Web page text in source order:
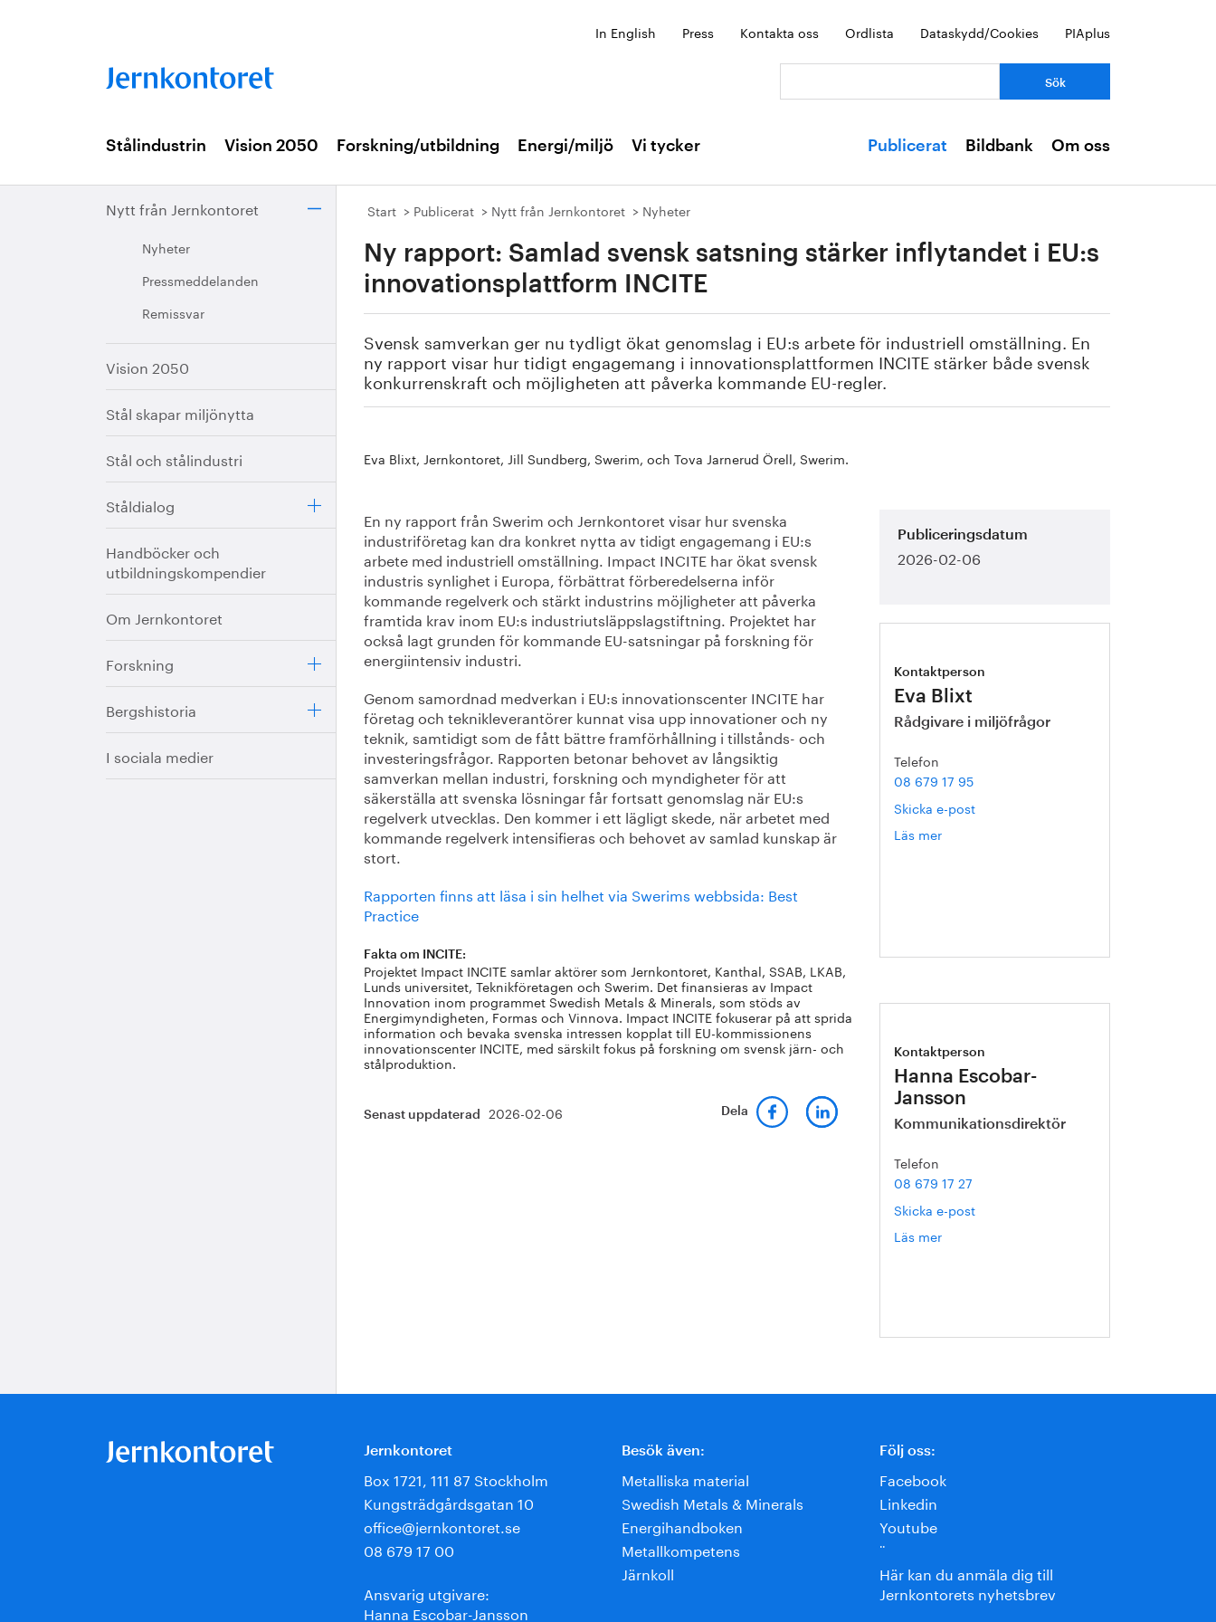
In English Press Kontakta oss Ordlista Dataskydd/Cookies PIAplus
Stålindustrin Vision 2050 Forskning/utbildning Energi/miljö Vi tycker Publicerat Bildbank Om oss
Nytt från Jernkontoret
Nyheter
Pressmeddelanden
Remissvar
Vision 2050
Stål skapar miljönytta
Stål och stålindustri
Ståldialog
Handböcker och
utbildningskompendier
Om Jernkontoret
Forskning
Bergshistoria
I sociala medier
Start Publicerat Nytt från Jernkontoret Nyheter
Ny rapport: Samlad svensk satsning stärker inflytandet i EU:s
innovationsplattform INCITE
Svensk samverkan ger nu tydligt ökat genomslag i EU:s arbete för industriell omställning. En
ny rapport visar hur tidigt engagemang i innovationsplattformen INCITE stärker både svensk
konkurrenskraft och möjligheten att påverka kommande EU-regler.
Eva Blixt, Jernkontoret, Jill Sundberg, Swerim, och Tova Jarnerud Örell, Swerim.
En ny rapport från Swerim och Jernkontoret visar hur svenska
industriföretag kan dra konkret nytta av tidigt engagemang i EU:s
arbete med industriell omställning. Impact INCITE har ökat svensk
industris synlighet i Europa, förbättrat förberedelserna inför
kommande regelverk och stärkt industrins möjligheter att påverka
framtida krav inom EU:s industriutsläppslagstiftning. Projektet har
också lagt grunden för kommande EU-satsningar på forskning för
energiintensiv industri.
Genom samordnad medverkan i EU:s innovationscenter INCITE har
företag och teknikleverantörer kunnat visa upp innovationer och ny
teknik, samtidigt som de fått bättre framförhållning i tillstånds- och
investeringsfrågor. Rapporten betonar behovet av långsiktig
samverkan mellan industri, forskning och myndigheter för att
säkerställa att svenska lösningar får fortsatt genomslag när EU:s
regelverk utvecklas. Den kommer i ett lägligt skede, när arbetet med
kommande regelverk intensifieras och behovet av samlad kunskap är
stort.
Rapporten finns att läsa i sin helhet via Swerims webbsida: Best
Practice
Fakta om INCITE:
Projektet Impact INCITE samlar aktörer som Jernkontoret, Kanthal, SSAB, LKAB,
Lunds universitet, Teknikföretagen och Swerim. Det finansieras av Impact
Innovation inom programmet Swedish Metals & Minerals, som stöds av
Energimyndigheten, Formas och Vinnova. Impact INCITE fokuserar på att sprida
information och bevaka svenska intressen kopplat till EU-kommissionens
innovationscenter INCITE, med särskilt fokus på forskning om svensk järn- och
stålproduktion.
Senast uppdaterad 2026-02-06 Dela
Publiceringsdatum
2026-02-06
Kontaktperson
Eva Blixt
Rådgivare i miljöfrågor
Telefon
08 679 17 95
Skicka e-post
Läs mer
Kontaktperson
Hanna Escobar-
Jansson
Kommunikationsdirektör
Telefon
08 679 17 27
Skicka e-post
Läs mer
Jernkontoret
Box 1721, 111 87 Stockholm
Kungsträdgårdsgatan 10
office@jernkontoret.se
08 679 17 00
Ansvarig utgivare:
Hanna Escobar-Jansson
Besök även:
Metalliska material
Swedish Metals & Minerals
Energihandboken
Metallkompetens
Järnkoll
Följ oss:
Facebook
Linkedin
Youtube
¨
Här kan du anmäla dig till
Jernkontorets nyhetsbrev